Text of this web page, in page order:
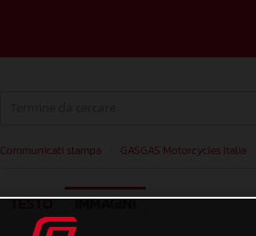
Communicati stampa GASGAS Motorcycles Italia
TESTO IMMAGINI